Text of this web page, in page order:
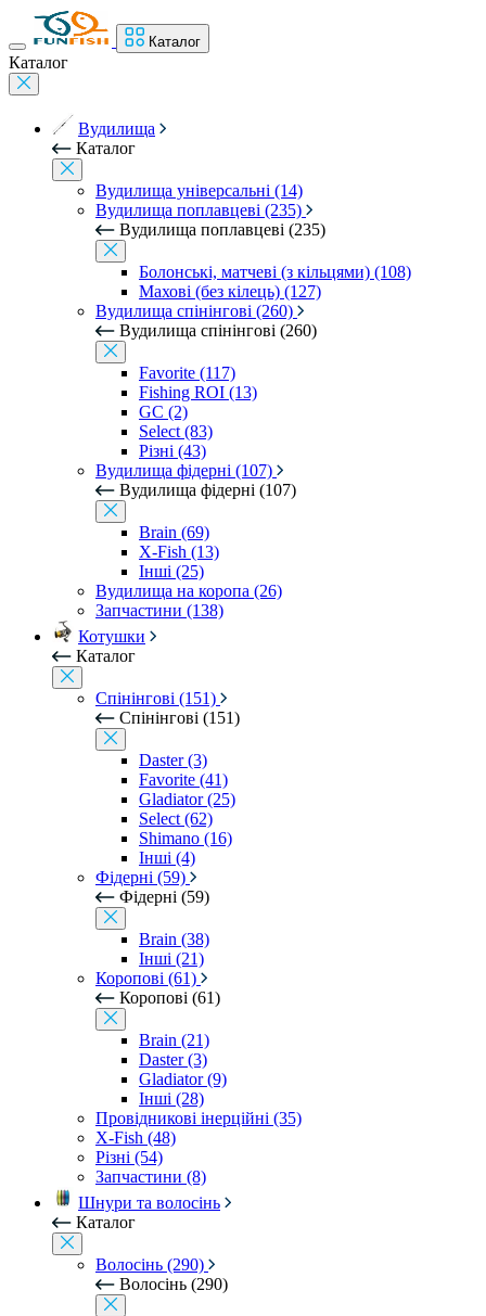
Каталог
Каталог
Вудилища
Каталог
Вудилища універсальні (14)
Вудилища поплавцеві (235)
Вудилища поплавцеві (235)
Болонські, матчеві (з кільцями) (108)
Махові (без кілець) (127)
Вудилища спінінгові (260)
Вудилища спінінгові (260)
Favorite (117)
Fishing ROI (13)
GC (2)
Select (83)
Різні (43)
Вудилища фідерні (107)
Вудилища фідерні (107)
Brain (69)
X-Fish (13)
Інші (25)
Вудилища на коропа (26)
Запчастини (138)
Котушки
Каталог
Спінінгові (151)
Спінінгові (151)
Daster (3)
Favorite (41)
Gladiator (25)
Select (62)
Shimano (16)
Інші (4)
Фідерні (59)
Фідерні (59)
Brain (38)
Інші (21)
Коропові (61)
Коропові (61)
Brain (21)
Daster (3)
Gladiator (9)
Інші (28)
Провідникові інерційні (35)
X-Fish (48)
Різні (54)
Запчастини (8)
Шнури та волосінь
Каталог
Волосінь (290)
Волосінь (290)